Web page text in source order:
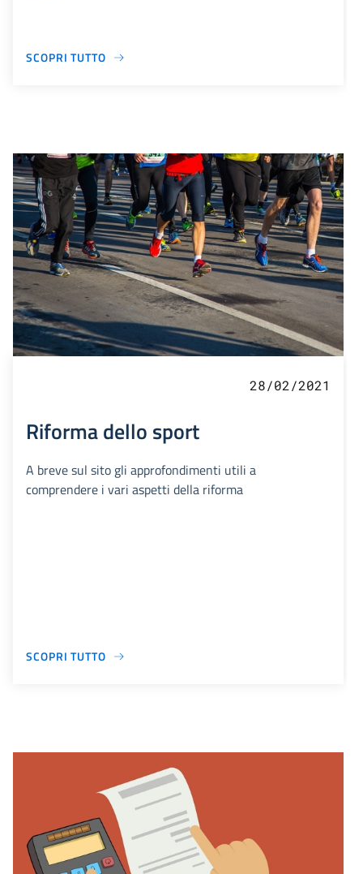
SCOPRI TUTTO
28/02/2021
Riforma dello sport
A breve sul sito gli approfondimenti utili a
comprendere i vari aspetti della riforma
SCOPRI TUTTO